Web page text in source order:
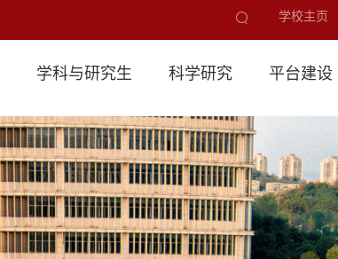
学校主页
学科与研究生 科学研究 平台建设